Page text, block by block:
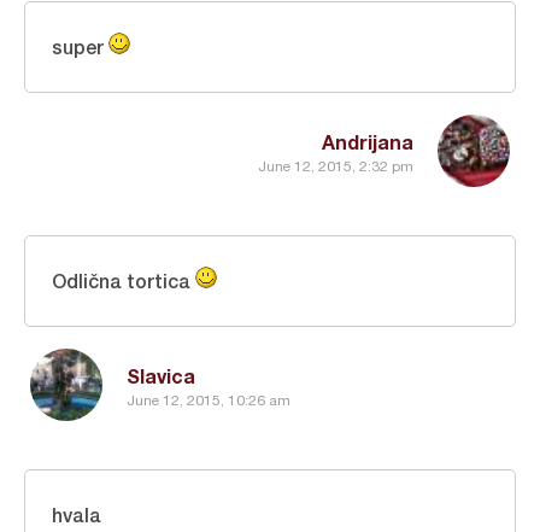
Andrijana
June 12, 2015, 2:32 pm
super
Slavica
June 12, 2015, 10:26 am
Odlična tortica
hvala